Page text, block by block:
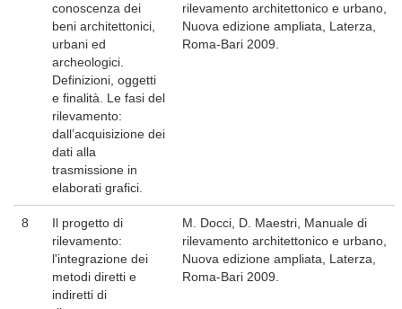
conoscenza dei
beni architettonici,
urbani ed
archeologici.
Definizioni, oggetti
e finalità. Le fasi del
rilevamento:
dall’acquisizione dei
dati alla
trasmissione in
elaborati grafici.
rilevamento architettonico e urbano,
Nuova edizione ampliata, Laterza,
Roma-Bari 2009.
8
Il progetto di
rilevamento:
l'integrazione dei
metodi diretti e
indiretti di
M. Docci, D. Maestri, Manuale di
rilevamento architettonico e urbano,
Nuova edizione ampliata, Laterza,
Roma-Bari 2009.